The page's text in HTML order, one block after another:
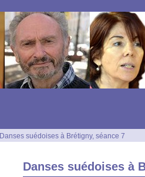
Danses suédoises à Brétigny, séance 7
Danses suédoises à